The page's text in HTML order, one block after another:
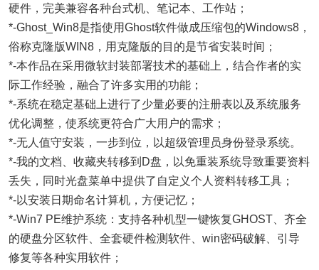
硬件，完美兼容各种台式机、笔记本、工作站；
*-Ghost_Win8是指使用Ghost软件做成压缩包的Windows8，
俗称克隆版WIN8，用克隆版的目的是节省安装时间；
*-本作品在采用微软封装部署技术的基础上，结合作者的实
际工作经验，融合了许多实用的功能；
*-系统在稳定基础上进行了少量必要的注册表以及系统服务
优化调整，使系统更符合广大用户的需求；
*-无人值守安装，一步到位，以超级管理员身份登录系统。
*-我的文档、收藏夹转移到D盘，以免重装系统导致重要资料
丢失，同时光盘菜单中提供了自定义个人资料转移工具；
*-以安装日期命名计算机，方便记忆；
*-Win7 PE维护系统：支持各种机型一键恢复GHOST、齐全
的硬盘分区软件、全套硬件检测软件、win密码破解、引导
修复等各种实用软件；